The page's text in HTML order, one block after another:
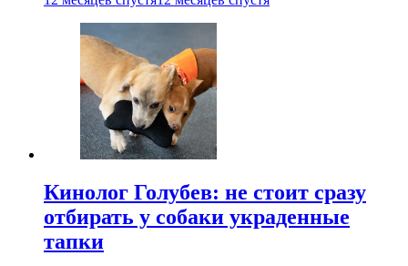
Кинолог Голубев: не стоит сразу
отбирать у собаки украденные
тапки